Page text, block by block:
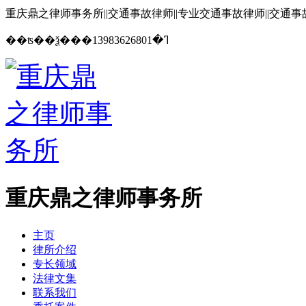
重庆鼎之律师事务所||交通事故律师||专业交通事故律师||交通事
��ʦ��ѯ���ߣ�13983626801
重庆鼎之律师事务所
主页
律所介绍
专长领域
法律文集
联系我们